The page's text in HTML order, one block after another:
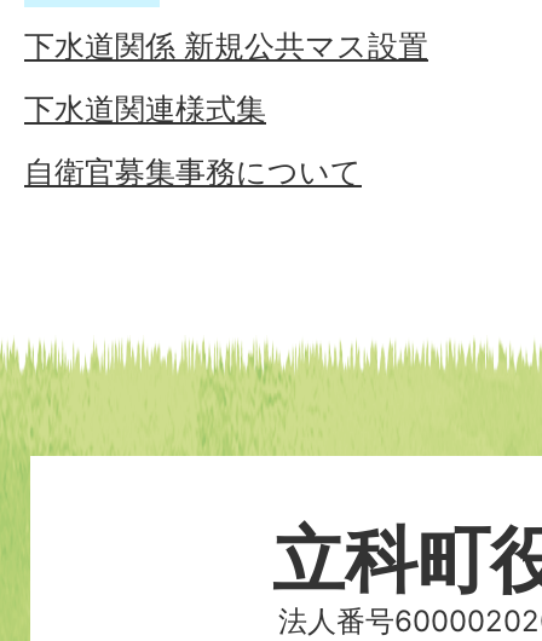
下水道関係 新規公共マス設置
下水道関連様式集
自衛官募集事務について
立科町
法人番号